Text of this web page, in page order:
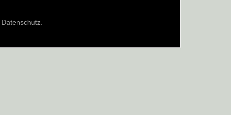
Datenschutz